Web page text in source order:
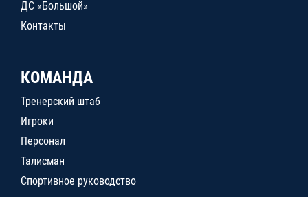
ДС «Большой»
Контакты
КОМАНДА
Тренерский штаб
Игроки
Персонал
Талисман
Спортивное руководство